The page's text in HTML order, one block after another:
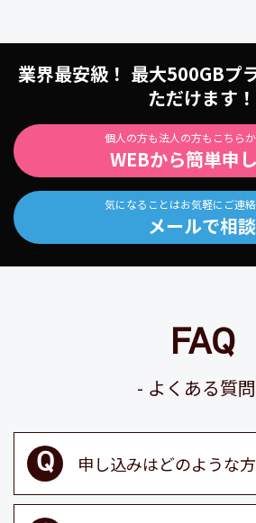
業界最安級！ 最大500GBプ
ただけます！
個人の方も法人の方もこちら
WEBから簡単申
気になることはお気軽にご連
メールで相談
FAQ
よくある質問
申し込みはどのような方法